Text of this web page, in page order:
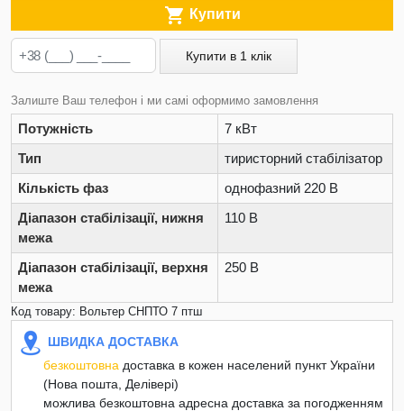
 Купити
Купити в 1 клік
Залиште Ваш телефон і ми самі оформимо замовлення
Потужність
7 кВт
Тип
тиристорний стабілізатор
Кількість фаз
однофазний 220 В
Діапазон стабілізації, нижня
межа
110 В
Діапазон стабілізації, верхня
межа
250 В
Код товару: Вольтер СНПТО 7 птш
ШВИДКА ДОСТАВКА
безкоштовна доставка в кожен населений пункт України
(Нова пошта, Делівері)
можлива безкоштовна адресна доставка за погодженням